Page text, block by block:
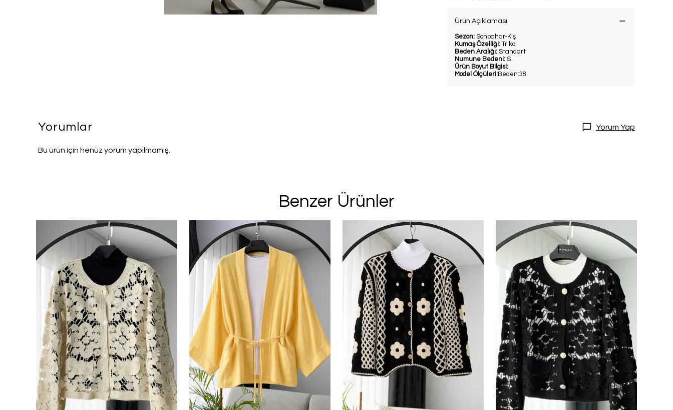
Ürün Açıklaması
Sezon: Sonbahar-Kış
Kumaş Özelliği: Triko
Beden Aralığı: Standart
Numune Bedeni: S
Ürün Boyut Bilgisi:
Model Ölçüleri:Beden:38
Yorumlar Yorum Yap
Bu ürün için henüz yorum yapılmamış.
Benzer Ürünler